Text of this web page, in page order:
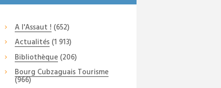
A l'Assaut ! (652)
Actualités(1 913)
Bibliothèque(206)
Bourg Cubzaguais Tourisme
(966)